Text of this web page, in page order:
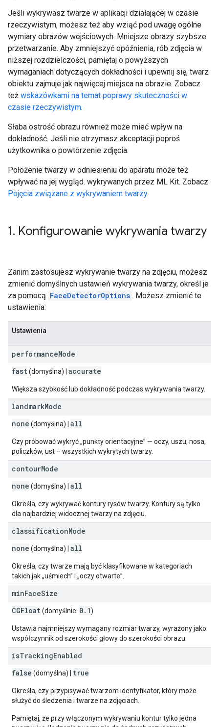
Jeśli wykrywasz twarze w aplikacji działającej w czasie
rzeczywistym, możesz też aby wziąć pod uwagę ogólne
wymiary obrazów wejściowych. Mniejsze obrazy szybsze
przetwarzanie. Aby zmniejszyć opóźnienia, rób zdjęcia w
niższej rozdzielczości, pamiętaj o powyższych
wymaganiach dotyczących dokładności i upewnij się, twarz
obiektu zajmuje jak najwięcej miejsca na obrazie. Zobacz
też wskazówkami na temat poprawy skuteczności w
czasie rzeczywistym.
Słaba ostrość obrazu również może mieć wpływ na
dokładność. Jeśli nie otrzymasz akceptacji poproś
użytkownika o powtórzenie zdjęcia.
Położenie twarzy w odniesieniu do aparatu może też
wpływać na jej wygląd. wykrywanych przez ML Kit. Zobacz
Pojęcia związane z wykrywaniem twarzy.
1. Konfigurowanie wykrywania twarzy
Zanim zastosujesz wykrywanie twarzy na zdjęciu, możesz
zmienić domyślnych ustawień wykrywania twarzy, określ je
za pomocą FaceDetectorOptions . Możesz zmienić te
ustawienia:
Ustawienia
performanceMode
fast(domyślna) | accurate
Większa szybkość lub dokładność podczas wykrywania twarzy.
landmarkMode
none (domyślna) | all
Czy próbować wykryć „punkty orientacyjne” — oczy, uszu, nosa,
policzków, ust – wszystkich wykrytych twarzy.
contourMode
none (domyślna) | all
Określa, czy wykrywać kontury rysów twarzy. Kontury są tylko
dla najbardziej widocznej twarzy na zdjęciu.
classificationMode
none (domyślna) | all
Określa, czy twarze mają być klasyfikowane w kategoriach
takich jak „uśmiech” i „oczy otwarte”.
minFaceSize
CGFloat(domyślnie: 0. 1)
Ustawia najmniejszy wymagany rozmiar twarzy, wyrażony jako
współczynnik od szerokości głowy do szerokości obrazu.
isTrackingEnabled
false (domyślna) | true
Określa, czy przypisywać twarzom identyfikator, który może
służyć do śledzenia i twarze na zdjęciach.
Pamiętaj, że przy włączonym wykrywaniu kontur tylko jedna